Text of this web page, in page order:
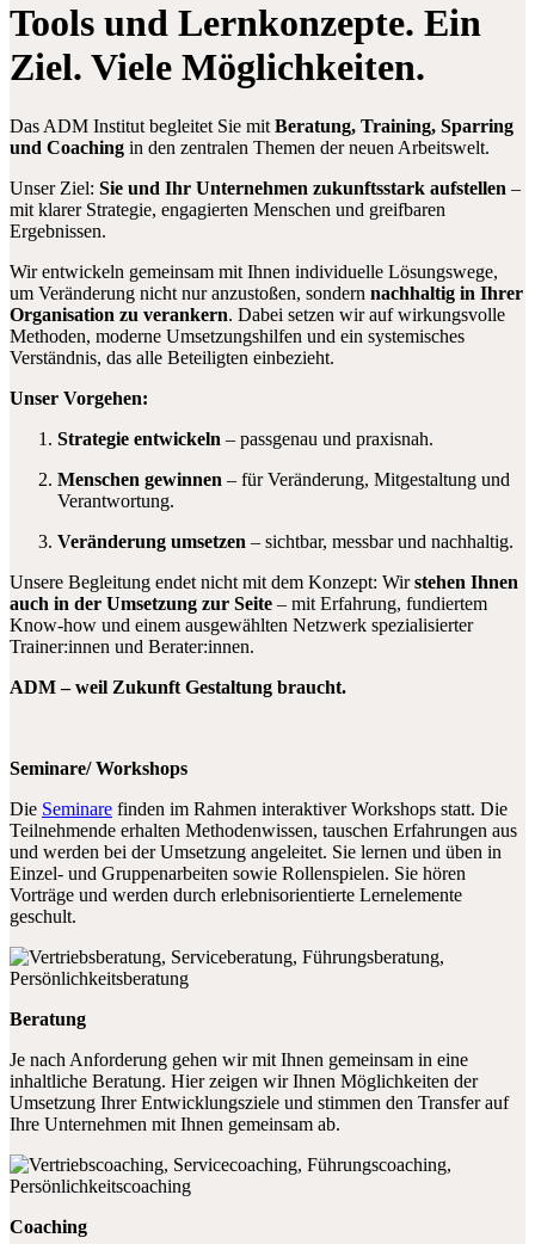
Tools und Lernkonzepte. Ein
Ziel. Viele Möglichkeiten.
Das ADM Institut begleitet Sie mit Beratung, Training, Sparring
und Coaching in den zentralen Themen der neuen Arbeitswelt.
Unser Ziel: Sie und Ihr Unternehmen zukunftsstark aufstellen –
mit klarer Strategie, engagierten Menschen und greifbaren
Ergebnissen.
Wir entwickeln gemeinsam mit Ihnen individuelle Lösungswege,
um Veränderung nicht nur anzustoßen, sondern nachhaltig in Ihrer
Organisation zu verankern. Dabei setzen wir auf wirkungsvolle
Methoden, moderne Umsetzungshilfen und ein systemisches
Verständnis, das alle Beteiligten einbezieht.
Unser Vorgehen:
Strategie entwickeln – passgenau und praxisnah.
Menschen gewinnen – für Veränderung, Mitgestaltung und
Verantwortung.
Veränderung umsetzen – sichtbar, messbar und nachhaltig.
Unsere Begleitung endet nicht mit dem Konzept: Wirstehen Ihnen
auch in der Umsetzung zur Seite – mit Erfahrung, fundiertem
Know-how und einem ausgewählten Netzwerk spezialisierter
Trainer:innen und Berater:innen.
ADM – weil Zukunft Gestaltung braucht.
Seminare/ Workshops
Die Seminare finden im Rahmen interaktiver Workshops statt. Die
Teilnehmende erhalten Methodenwissen, tauschen Erfahrungen aus
und werden bei der Umsetzung angeleitet. Sie lernen und üben in
Einzel- und Gruppenarbeiten sowie Rollenspielen. Sie hören
Vorträge und werden durch erlebnisorientierte Lernelemente
geschult.
Beratung
Je nach Anforderung gehen wir mit Ihnen gemeinsam in eine
inhaltliche Beratung. Hier zeigen wir Ihnen Möglichkeiten der
Umsetzung Ihrer Entwicklungsziele und stimmen den Transfer auf
Ihre Unternehmen mit Ihnen gemeinsam ab.
Coaching